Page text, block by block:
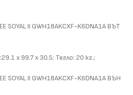
SOYAL II GWH18AKCXF-K6DNA1A ВЪТ
29.1 x 99.7 x 30.5; Тегло: 20 кг.;
SOYAL II GWH18AKCXF-K6DNA1A ВЪН